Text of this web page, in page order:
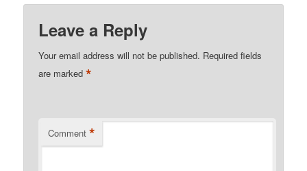
Leave a Reply
Your email address will not be published. Required fields
are marked*
Comment *